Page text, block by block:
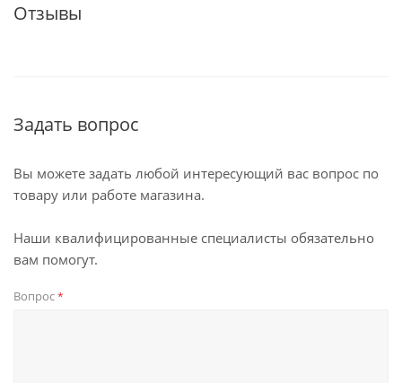
Отзывы
Задать вопрос
Вы можете задать любой интересующий вас вопрос по
товару или работе магазина.
Наши квалифицированные специалисты обязательно
вам помогут.
Вопрос*